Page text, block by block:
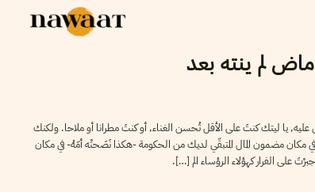
لم ينته بعد
يا ليتك كنتَ على الأقل تُحسن الغناء, أو كنتَ مطرانا أو ملاحا. ولكنك
في مكان مضمون المال المتبقّي لديك من الحكومة -هكذا نَصَحتْه أمّهُ- في مكان
على الفرار كهؤلاء الرؤساء الم […].